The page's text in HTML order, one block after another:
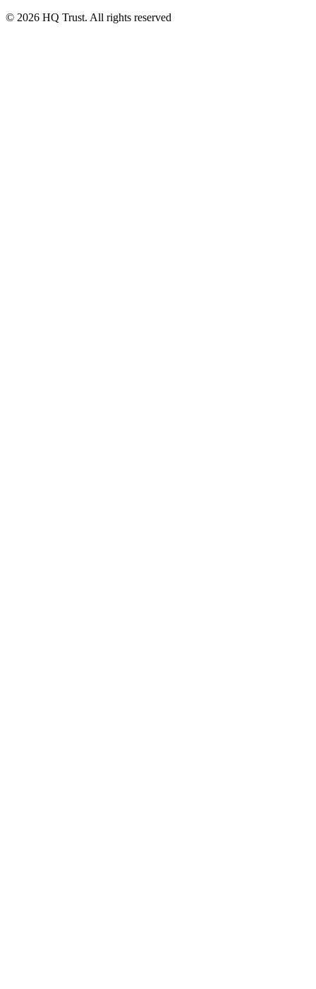
© 2026 HQ Trust. All rights reserved